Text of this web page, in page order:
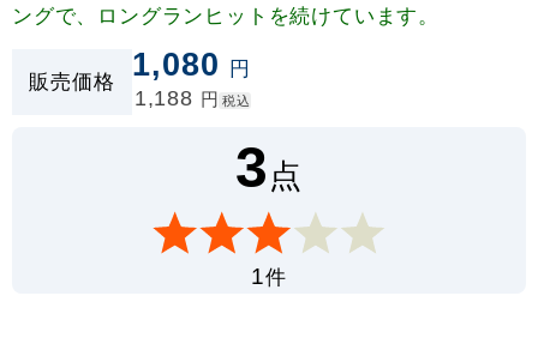
ングで、ロングランヒットを続けています。
販売価格 1,080 円
1,188 円 税込
3点
1件